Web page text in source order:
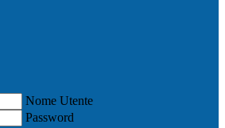
Nome Utente
Password